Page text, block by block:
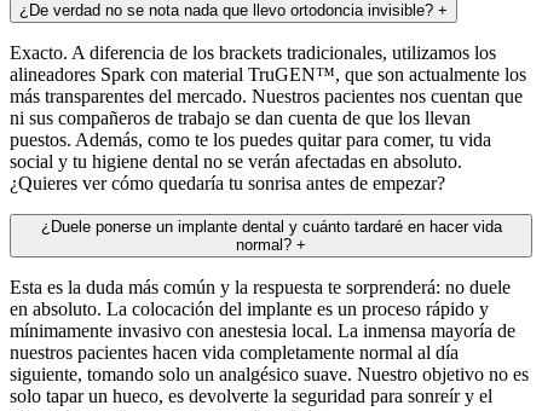
¿De verdad no se nota nada que llevo ortodoncia invisible? +
Exacto. A diferencia de los brackets tradicionales, utilizamos los
alineadores Spark con material TruGEN™, que son actualmente los
más transparentes del mercado. Nuestros pacientes nos cuentan que
ni sus compañeros de trabajo se dan cuenta de que los llevan
puestos. Además, como te los puedes quitar para comer, tu vida
social y tu higiene dental no se verán afectadas en absoluto.
¿Quieres ver cómo quedaría tu sonrisa antes de empezar?
¿Duele ponerse un implante dental y cuánto tardaré en hacer vida
normal? +
Esta es la duda más común y la respuesta te sorprenderá: no duele
en absoluto. La colocación del implante es un proceso rápido y
mínimamente invasivo con anestesia local. La inmensa mayoría de
nuestros pacientes hacen vida completamente normal al día
siguiente, tomando solo un analgésico suave. Nuestro objetivo no es
solo tapar un hueco, es devolverte la seguridad para sonreír y el